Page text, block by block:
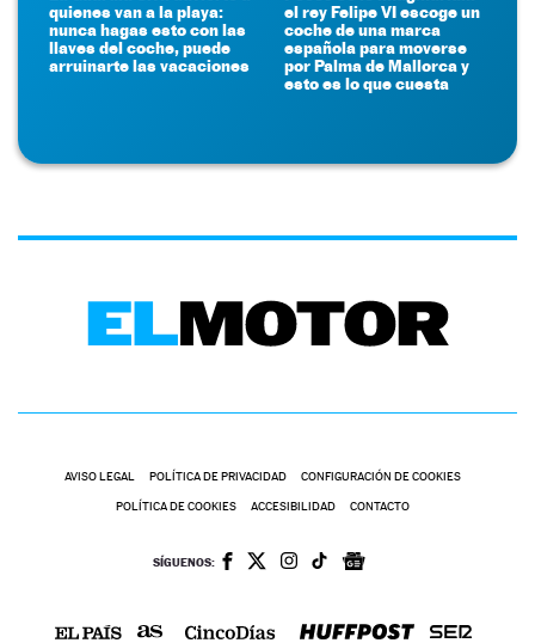
quienes van a la playa:
nunca hagas esto con las
llaves del coche, puede
arruinarte las vacaciones
el rey Felipe VI escoge un
coche de una marca
española para moverse
por Palma de Mallorca y
esto es lo que cuesta
AVISO LEGAL POLÍTICA DE PRIVACIDAD CONFIGURACIÓN DE COOKIES
POLÍTICA DE COOKIES ACCESIBILIDAD CONTACTO
SÍGUENOS: